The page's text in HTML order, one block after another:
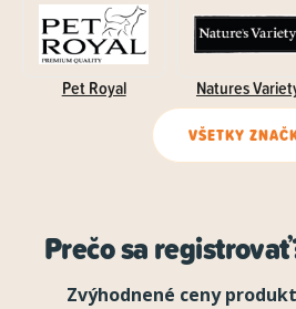
Pet Royal Natures
VŠETKY
Prečo sa
Zvýhodnené ceny